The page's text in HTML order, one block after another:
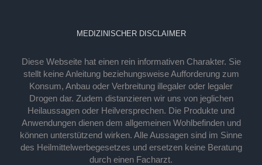
MEDIZINISCHER DISCLAIMER
Diese Webseite hat einen rein informativen Charakter. Sie
stellt keine Anleitung beziehungsweise Aufforderung zum
Konsum, Anbau oder Verbreitung illegaler oder legaler
Drogen dar. Zudem distanzieren wir uns von jeglichen
Heilaussagen oder Heilversprechen. Die Produkte und
Anwendungen dienen dem allgemeinen Wohlbefinden und
können unterstützend wirken. Alle Aussagen sind im Sinne
des Heilmittelwerbegesetzes und ersetzen keine Beratung
durch einen Facharzt.